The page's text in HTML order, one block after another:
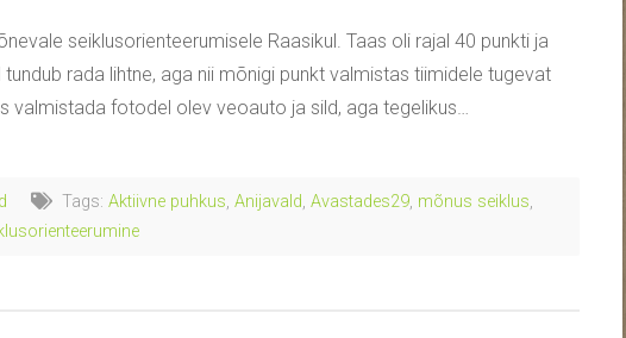
seiklusorienteerumisele Raasikul. Taas oli rajal 40 punkti ja
rada lihtne, aga nii mõnigi punkt valmistas tiimidele tugevat
valmistada fotodel olev veoauto ja sild, aga tegelikus…
Tags: Aktiivne puhkus, Anijavald, Avastades29, mõnus seiklus,